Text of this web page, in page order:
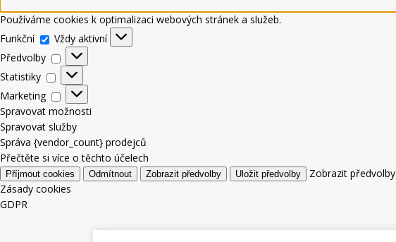
Používáme cookies k optimalizaci webových stránek a služeb.
Funkční
Vždy aktivní
Předvolby
Statistiky
Marketing
Spravovat možnosti
Spravovat služby
Správa {vendor_count} prodejců
Přečtěte si více o těchto účelech
Příjmout cookies Odmítnout Zobrazit předvolby Uložit předvolby
Zobrazit předvolby
Zásady cookies
GDPR